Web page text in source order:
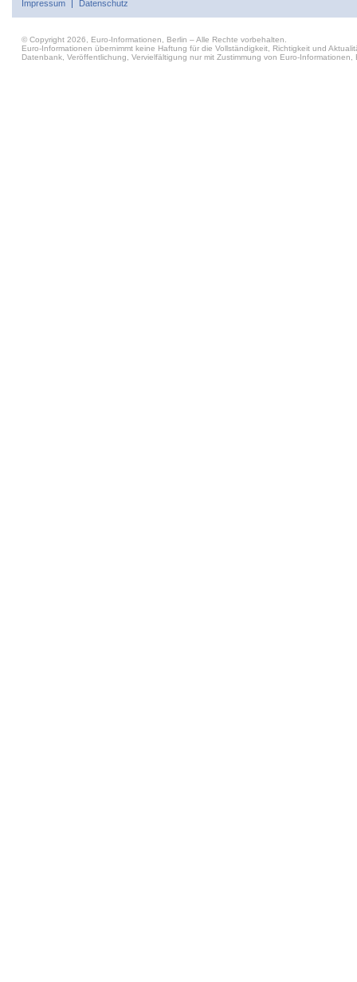
Impressum Datenschutz
© Copyright 2026, Euro-Informationen, Berlin – Alle Rechte vorbehalten.
Euro-Informationen übernimmt keine Haftung für die Vollständigkeit, Richtigkeit und
Datenbank, Veröffentlichung, Vervielfältigung nur mit Zustimmung von Euro-Informationen,